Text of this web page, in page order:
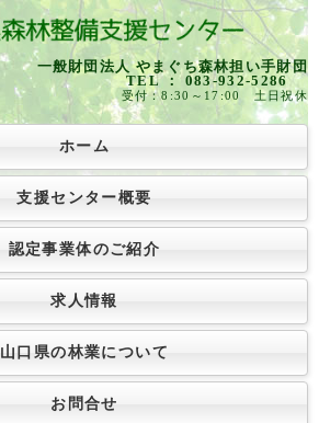
一般財団法人 やまぐち森林担い手財団
TEL ： 083-932-5286
受付：8:30～17:00 土日祝休
ホーム
支援センター概要
認定事業体のご紹介
求人情報
山口県の林業について
お問合せ